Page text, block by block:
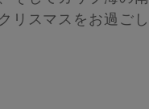
リスマスをお過ごし